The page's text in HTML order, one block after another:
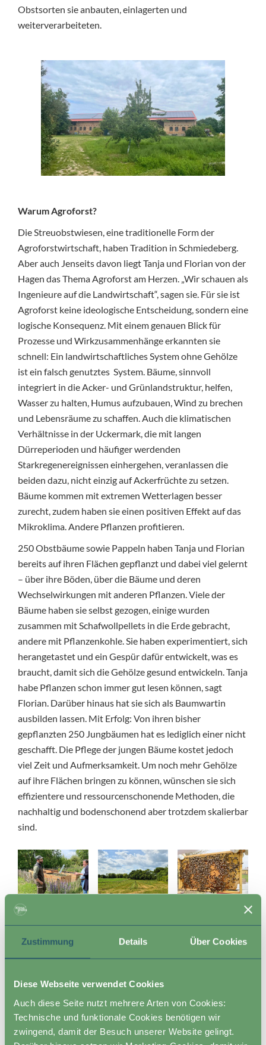
Zustimmung Details Über Cookies
Diese Webseite verwendet Cookies
Auch diese Seite nutzt mehrere Arten von Cookies:
Technische und funktionale Cookies benötigen wir
zwingend, damit der Besuch unserer Website gelingt.
Obstsorten sie anbauten, einlagerten und
weiterverarbeiteten.
Warum Agroforst?
Die Streuobstwiesen, eine traditionelle Form der
Agroforstwirtschaft, haben Tradition in Schmiedeberg.
Aber auch Jenseits davon liegt Tanja und Florian von der
Hagen das Thema Agroforst am Herzen. „Wir schauen als
Ingenieure auf die Landwirtschaft“, sagen sie. Für sie ist
Agroforst keine ideologische Entscheidung, sondern eine
logische Konsequenz. Mit einem genauen Blick für
Prozesse und Wirkzusammenhänge erkannten sie
schnell: Ein landwirtschaftliches System ohne Gehölze
ist ein falsch genutztes System. Bäume, sinnvoll
integriert in die Acker- und Grünlandstruktur, helfen,
Wasser zu halten, Humus aufzubauen, Wind zu brechen
und Lebensräume zu schaffen. Auch die klimatischen
Verhältnisse in der Uckermark, die mit langen
Dürreperioden und häufiger werdenden
Starkregenereignissen einhergehen, veranlassen die
beiden dazu, nicht einzig auf Ackerfrüchte zu setzen.
Bäume kommen mit extremen Wetterlagen besser
zurecht, zudem haben sie einen positiven Effekt auf das
Mikroklima. Andere Pflanzen profitieren.
250 Obstbäume sowie Pappeln haben Tanja und Florian
bereits auf ihren Flächen gepflanzt und dabei viel gelernt
– über ihre Böden, über die Bäume und deren
Wechselwirkungen mit anderen Pflanzen. Viele der
Bäume haben sie selbst gezogen, einige wurden
zusammen mit Schafwollpellets in die Erde gebracht,
andere mit Pflanzenkohle. Sie haben experimentiert, sich
herangetastet und ein Gespür dafür entwickelt, was es
braucht, damit sich die Gehölze gesund entwickeln. Tanja
habe Pflanzen schon immer gut lesen können, sagt
Florian. Darüber hinaus hat sie sich als Baumwartin
ausbilden lassen. Mit Erfolg: Von ihren bisher
gepflanzten 250 Jungbäumen hat es lediglich einer nicht
geschafft. Die Pflege der jungen Bäume kostet jedoch
viel Zeit und Aufmerksamkeit. Um noch mehr Gehölze
auf ihre Flächen bringen zu können, wünschen sie sich
effizientere und ressourcenschonende Methoden, die
nachhaltig und bodenschonend aber trotzdem skalierbar
sind.
Warum Roots & Robots?
Darum sind sie Praxispartner bei Roots & Robots
geworden. In unserem EIP-Projekt erforschen wir
gemeinsam mit dem Land Gut Hagen und zwei weiteren